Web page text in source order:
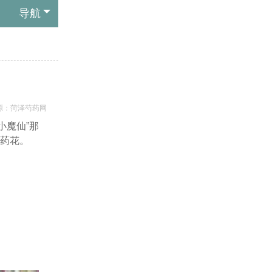
导航
：菏泽芍药网
魔仙”那
花。